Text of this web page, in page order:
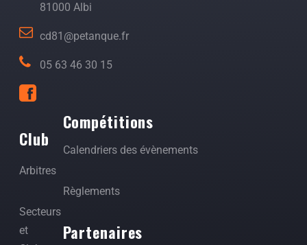
81000 Albi
cd81@petanque.fr
05 63 46 30 15
Club
Arbitres
Secteurs
et
Compétitions
Calendriers des évènements
Règlements
Partenaires